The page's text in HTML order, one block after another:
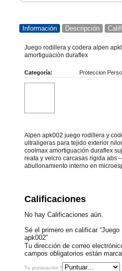
Información Descripción
Juego rodillera y codera alpen
amortiguación duraflex
Categoría: Proteccion
Alpen apk002 juego rodillera y
ultraligeras para tejido exterior
coolmax amortiguación duraflex
reata y velcro carcasas rigida abs
abullonamiento interno en
Calificaciones
No hay Calificaciones aún.
Sé el primero en calificar
apk002”
Tu dirección de correo
campos obligatorios están
Tu puntuación *